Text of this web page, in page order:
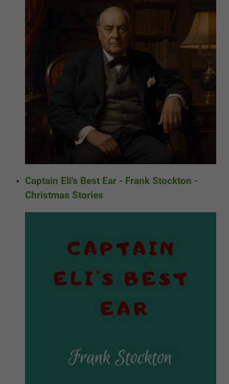
Captain Eli's Best Ear - Frank Stockton -
Christmas Stories